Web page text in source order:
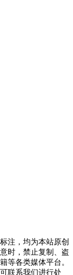
注，均为本站原创
时，禁止复制、盗
等各类媒体平台。
联系我们进行处